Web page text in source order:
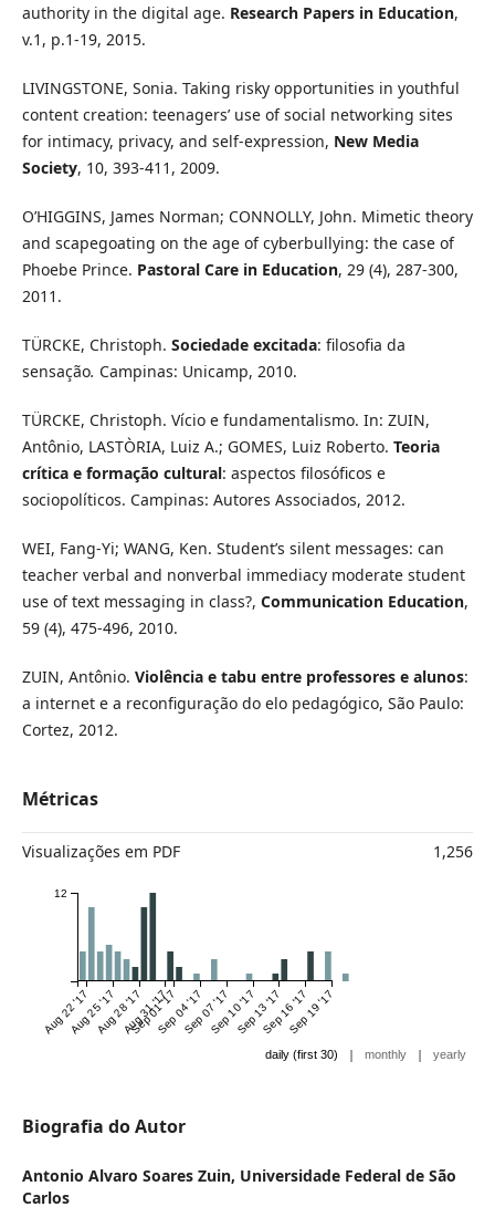
authority in the digital age. Research Papers in Education,
v.1, p.1-19, 2015.
LIVINGSTONE, Sonia. Taking risky opportunities in youthful
content creation: teenagers’ use of social networking sites
for intimacy, privacy, and self-expression, New Media
Society, 10, 393-411, 2009.
O’HIGGINS, James Norman; CONNOLLY, John. Mimetic theory
and scapegoating on the age of cyberbullying: the case of
Phoebe Prince. Pastoral Care in Education, 29 (4), 287-300,
2011.
TÜRCKE, Christoph. Sociedade excitada: filosofia da
sensação. Campinas: Unicamp, 2010.
TÜRCKE, Christoph. Vício e fundamentalismo. In: ZUIN,
Antônio, LASTÒRIA, Luiz A.; GOMES, Luiz Roberto. Teoria
crítica e formação cultural: aspectos filosóficos e
sociopolíticos. Campinas: Autores Associados, 2012.
WEI, Fang-Yi; WANG, Ken. Student’s silent messages: can
teacher verbal and nonverbal immediacy moderate student
use of text messaging in class?, Communication Education,
59 (4), 475-496, 2010.
ZUIN, Antônio. Violência e tabu entre professores e alunos:
a internet e a reconfiguração do elo pedagógico, São Paulo:
Cortez, 2012.
Métricas
Visualizações em PDF 1,256
Aug 22 '17Aug 25 '17Aug 28 '17Aug 31 '17
Sep 01 '17Sep 04 '17Sep 07 '17Sep 10 '17Sep 13 '17Sep 16 '17Sep 19 '17
12
daily (first 30) | monthly | yearly
Biografia do Autor
Antonio Alvaro Soares Zuin, Universidade Federal de São
Carlos